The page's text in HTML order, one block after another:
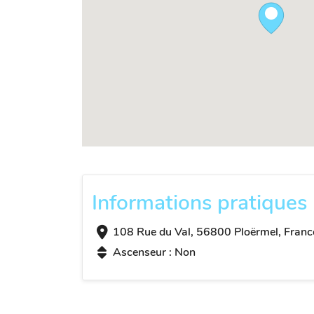
Informations pratiques
108 Rue du Val, 56800 Ploërmel,
Ascenseur : Non